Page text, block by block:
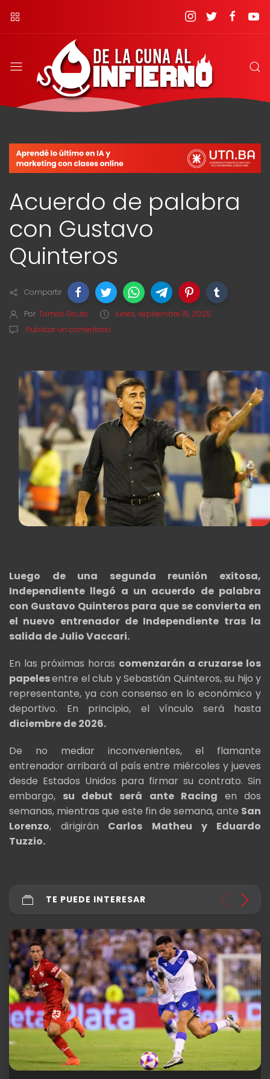
Acuerdo de palabra
con Gustavo
Quinteros
Compartir
Por Tomás Gouts
lunes, septiembre 15, 2025
Publicar un comentario
Luego de una segunda reunión exitosa,
Independiente llegó a un acuerdo de palabra
con Gustavo Quinteros para que se convierta en
el nuevo entrenador de Independiente tras la
salida de Julio Vaccari.
En las próximas horas comenzarán a cruzarse los
papelesentre el club y Sebastián Quinteros, su hijo y
representante, ya con consenso en lo económico y
deportivo. En principio, el vínculo será hasta
diciembre de 2026.
De no mediar inconvenientes, el flamante
entrenador arribará al país entre miércoles y jueves
desde Estados Unidos para firmar su contrato. Sin
embargo, su debut será ante Racing en dos
semanas, mientras que este fin de semana, ante San
Lorenzo, dirigirán Carlos Matheu y Eduardo
Tuzzio.
TE PUEDE INTERESAR